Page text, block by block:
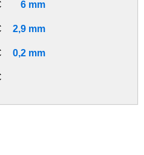
6 mm
2,9 mm
0,2 mm